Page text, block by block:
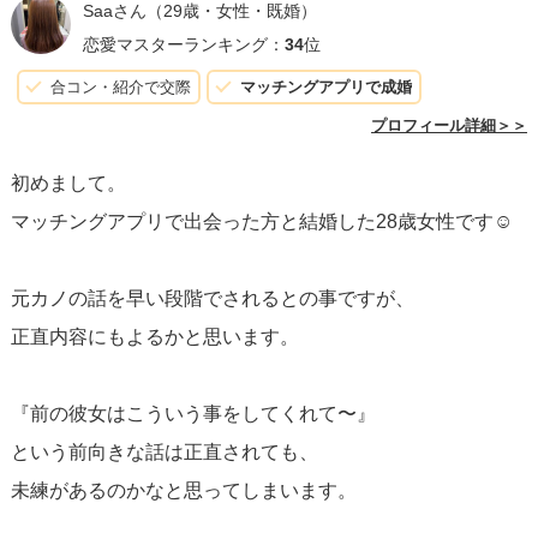
Saaさん （29歳・女性・既婚）
恋愛マスターランキング： 34位
合コン・紹介で交際 マッチングアプリで成婚
プロフィール詳細＞＞
初めまして。
マッチングアプリで出会った方と結婚した28歳女性です☺︎
元カノの話を早い段階でされるとの事ですが、
正直内容にもよるかと思います。
『前の彼女はこういう事をしてくれて〜』
という前向きな話は正直されても、
未練があるのかなと思ってしまいます。